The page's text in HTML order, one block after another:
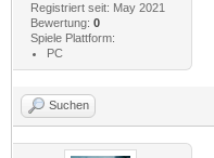
Registriert seit: May 2021
Bewertung: 0
Spiele Plattform:
PC
Suchen